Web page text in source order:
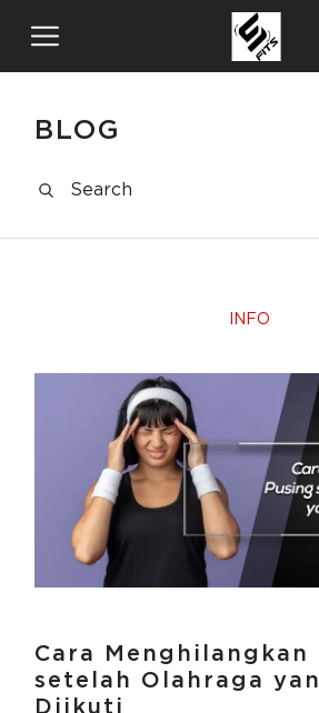
BLOG
INFO
Cara Menghilangkan
setelah Olahraga
Diikuti